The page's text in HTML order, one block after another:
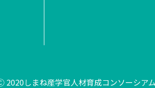
2020しまね産学官人材育成コンソーシア